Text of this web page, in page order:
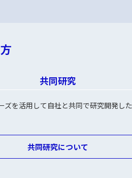
共同研究
ズを活用して自社と共同で研究開発し
共同研究について